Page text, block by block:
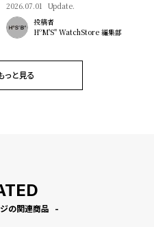
2026.07.01 Update.
投稿者
HºM'S" WatchStore 編集部
っと見る
の関連商品